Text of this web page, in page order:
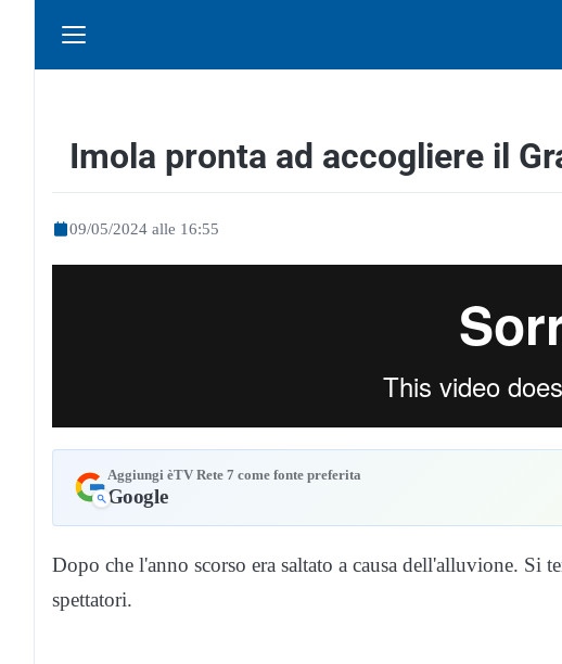
Imola pronta ad accogliere il
09/05/2024 alle 16:55
Aggiungi èTV Rete 7 come fonte preferita
Google
Dopo che l'anno scorso era saltato a causa dell'alluvione.
spettatori.